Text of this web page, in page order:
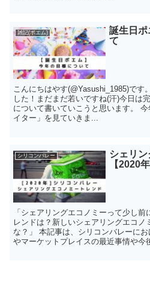
雑記(ポエム)
誕生日
て
こんにちはやす(@Yasushi_1985)です
した！まだまだ若いですね(汗)今日は
について書いていこうと思います。
イター」を見ていきま...
シリコンバレー
シェリ
【2020
「シェアリングエコノミーって少し
レンドは？新しいシェアリングエコ
な？」 本記事は、シリコンバレーに
やマーケットプレイスの最近事情や今